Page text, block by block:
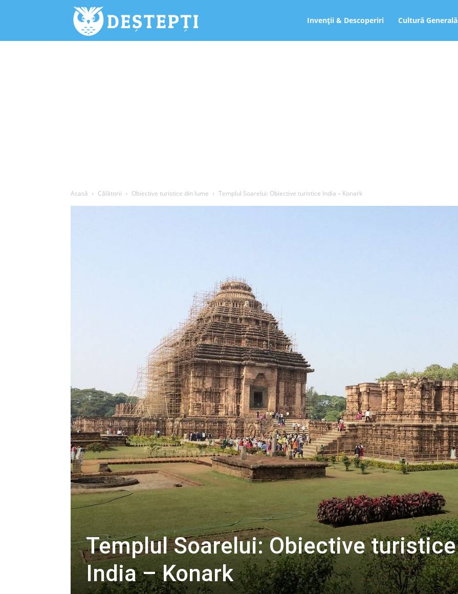
Deștepți.ro Invenții & Descoperiri Cultură Generală
Acasă Călătorii Obiective turistice din lume Templul Soarelui: Obiective turistice India – Konark
Templul Soarelui: Obiective turistice
India – Konark